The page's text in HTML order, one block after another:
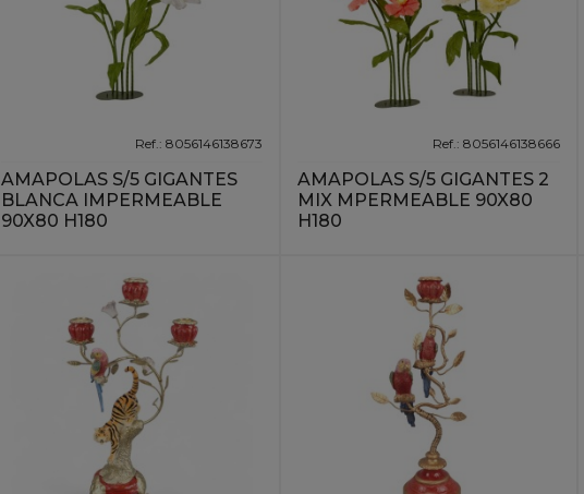
Ref.: 8056146138673
AMAPOLAS S/5 GIGANTES
BLANCA IMPERMEABLE
90X80 H180
Ref.: 8056146138666
AMAPOLAS S/5 GIGANTES 2
MIX MPERMEABLE 90X80
H180